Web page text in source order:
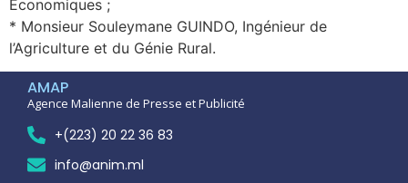
Economiques ;
* Monsieur Souleymane GUINDO, Ingénieur de
l’Agriculture et du Génie Rural.
AMAP
Agence Malienne de Presse et Publicité
+(223) 20 22 36 83
info@anim.ml